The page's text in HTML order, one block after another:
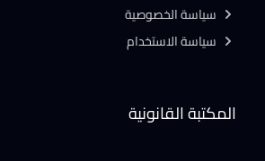
المكتبة القانونية
سياسة الخصوصية
سياسة الاستخدام